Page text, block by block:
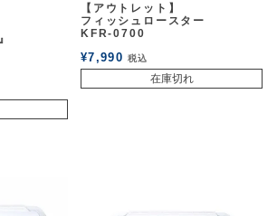
【アウトレット】
フィッシュロースター
KFR-0700
¥7,990 税込
在庫切れ